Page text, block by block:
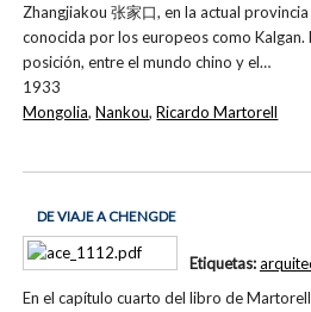
Zhangjiakou 张家口, en la actual
conocida por los europeos como Kalgan.
posición, entre el mundo chino y el…
1933
Mongolia,Nankou,Ricardo Martorell
DE VIAJE A CHENGDE
En el capítulo cuarto del libro de
Etiquetas: